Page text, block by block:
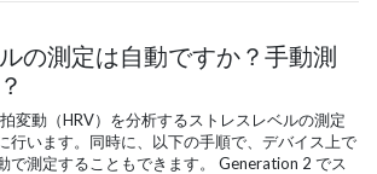
の測定は自動ですか？手動測
変動（HRV）を分析するストレスレベルの測定
行います。同時に、以下の手順で、デバイス上で
で測定することもできます。 Generation 2 でス